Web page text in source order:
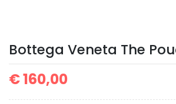
Bag
Bottega Veneta The
€160,00